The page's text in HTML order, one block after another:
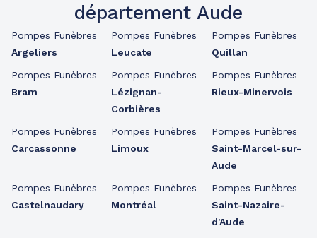
département Aude
Pompes Funèbres
Argeliers
Pompes Funèbres
Bram
Pompes Funèbres
Carcassonne
Pompes Funèbres
Castelnaudary
Pompes Funèbres
Leucate
Pompes Funèbres
Lézignan-
Corbières
Pompes Funèbres
Limoux
Pompes Funèbres
Montréal
Pompes Funèbres
Quillan
Pompes Funèbres
Rieux-Minervois
Pompes Funèbres
Saint-Marcel-sur-
Aude
Pompes Funèbres
Saint-Nazaire-
d'Aude